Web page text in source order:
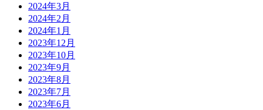
2024年3月
2024年2月
2024年1月
2023年12月
2023年10月
2023年9月
2023年8月
2023年7月
2023年6月